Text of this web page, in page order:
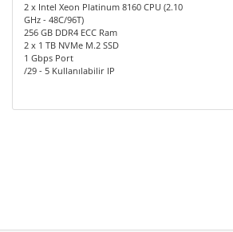
2 x Intel Xeon Platinum 8160 CPU (2.10
GHz - 48C/96T)
256 GB DDR4 ECC Ram
2 x 1 TB NVMe M.2 SSD
1 Gbps Port
/29 - 5 Kullanılabilir IP